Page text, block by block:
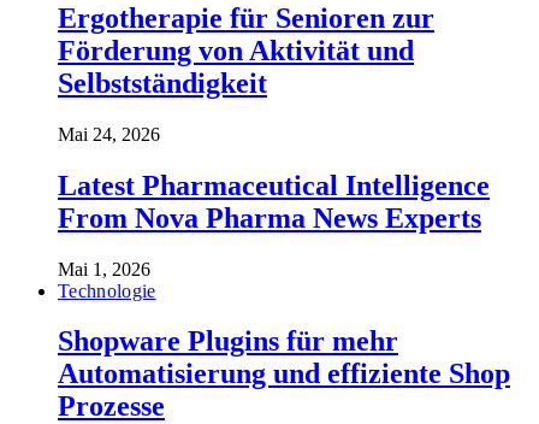
Ergotherapie für Senioren zur
Förderung von Aktivität und
Selbstständigkeit
Mai 24, 2026
Latest Pharmaceutical Intelligence
From Nova Pharma News Experts
Mai 1, 2026
Technologie
Shopware Plugins für mehr
Automatisierung und effiziente Shop
Prozesse